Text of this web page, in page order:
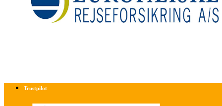
Trustpilot